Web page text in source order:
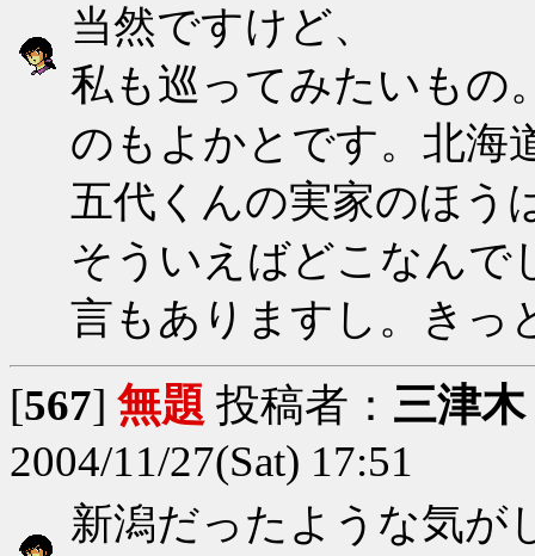
当然ですけど、
私も巡ってみたいもの
のもよかとです。北海
五代くんの実家のほう
そういえばどこなんで
言もありますし。きっ
[567] 無題 投稿者： 三津木
2004/11/27(Sat) 17:51
新潟だったような気が